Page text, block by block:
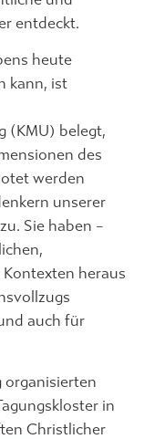
entdeckt.
heute
kann, ist
(KMU) belegt,
des
werden
unserer
Sie haben –
heraus
auch für
organisierten
in
Christlicher